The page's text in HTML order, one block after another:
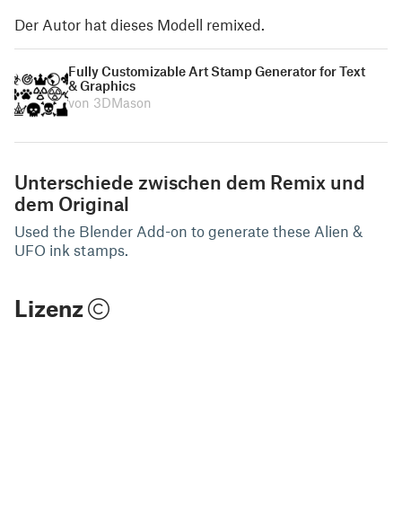
Der Autor hat dieses Modell remixed.
Fully Customizable Art Stamp Generator for Text
& Graphics
von 3DMason
Unterschiede zwischen dem Remix und
dem Original
Used the Blender Add-on to generate these Alien &
UFO ink stamps.
Lizenz